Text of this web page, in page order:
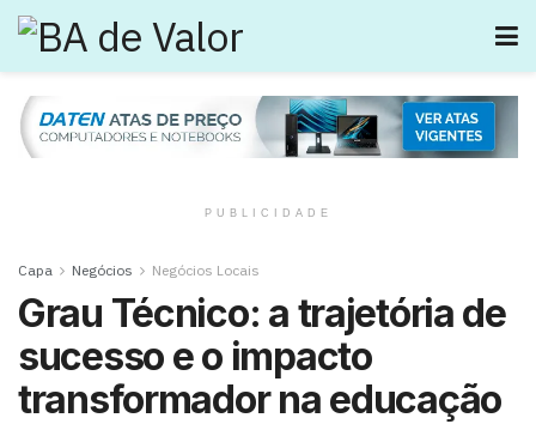
PUBLICIDADE
Capa Negócios Negócios Locais
Grau Técnico: a trajetória de
sucesso e o impacto
transformador na educação